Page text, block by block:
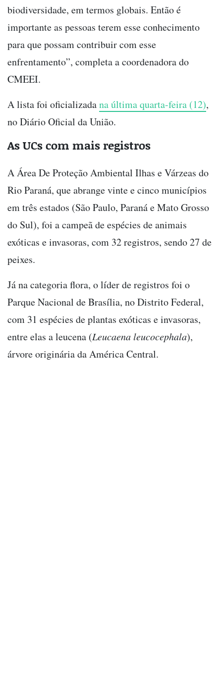
biodiversidade, em termos globais. Então é
importante as pessoas terem esse conhecimento
para que possam contribuir com esse
enfrentamento”, completa a coordenadora do
CMEEI.
A lista foi oficializadana última quarta-feira (12),
no Diário Oficial da União.
As UCs com mais registros
A Área De Proteção Ambiental Ilhas e Várzeas do
Rio Paraná, que abrange vinte e cinco municípios
em três estados (São Paulo, Paraná e Mato Grosso
do Sul), foi a campeã de espécies de animais
exóticas e invasoras, com 32 registros, sendo 27 de
peixes.
Já na categoria flora, o líder de registros foi o
Parque Nacional de Brasília, no Distrito Federal,
com 31 espécies de plantas exóticas e invasoras,
entre elas a leucena (Leucaena leucocephala),
árvore originária da América Central.